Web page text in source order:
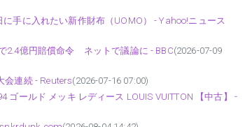
手に入れたい新作財布（UOMO） - Yahoo!ニュース
2.4億円賠償命令 ネットで議論に - BBC(2026-07-09
会連続 - Reuters(2026-07-16 07:00)
ゴールド メッキ レディース LOUIS VUITTON 【中古】 -